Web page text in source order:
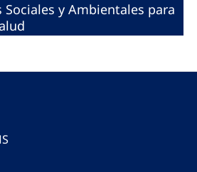
y Ambientales para